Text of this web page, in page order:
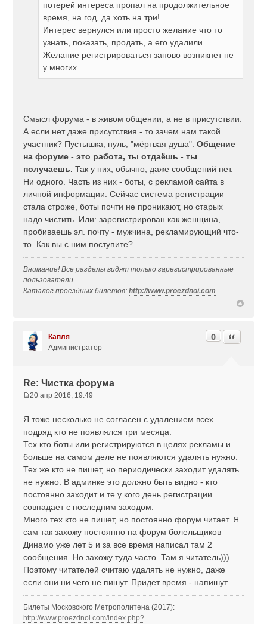
потерей интереса пропал на продолжительное
время, на год, да хоть на три!
Интерес вернулся или просто желание что то
узнать, показать, продать, а его удалили...
Желание регистрироваться заново возникнет не
у многих.
Смысл форума - в живом общении, а не в присутствии.
А если нет даже присутствия - то зачем нам такой
участник? Пустышка, нуль, "мёртвая душа".Общение
на форуме - это работа, ты отдаёшь - ты
получаешь. Так у них, обычно, даже сообщений нет.
Ни одного. Часть из них - боты, с рекламой сайта в
личной информации. Сейчас система регистрации
стала строже, боты почти не проникают, но старых
надо чистить. Или: зарегистрирован как женщина,
пробиваешь эл. почту - мужчина, рекламирующий что-
то. Как вы с ним поступите? ...
Внимание! Все разделы видят только зарегистрированные
пользователи.
Каталог проездных билетов:http://www.proezdnoi.com
Капля
Администратор
Re: Чистка форума
0 Цитата
о
б
щ
е
н
20 апр 2016, 19:49
Я тоже несколько не согласен с удалением всех
подряд кто не появлялся три месяца.
Тех кто боты или регистрируются в целях рекламы и
больше на самом деле не появляются удалять нужно.
Тех же кто не пишет, но периодически заходит удалять
не нужно. В админке это должно быть видно - кто
постоянно заходит и те у кого день регистрации
совпадает с последним заходом.
Много тех кто не пишет, но постоянно форум читает. Я
сам так захожу постоянно на форум болельщиков
Динамо уже лет 5 и за все время написал там 2
сообщения. Но захожу туда часто. Там я читатель)))
Поэтому читателей считаю удалять не нужно, даже
если они ни чего не пишут. Придет время - напишут.
Билеты Московского Метрополитена (2017):
http://www.proezdnoi.com/index.php?